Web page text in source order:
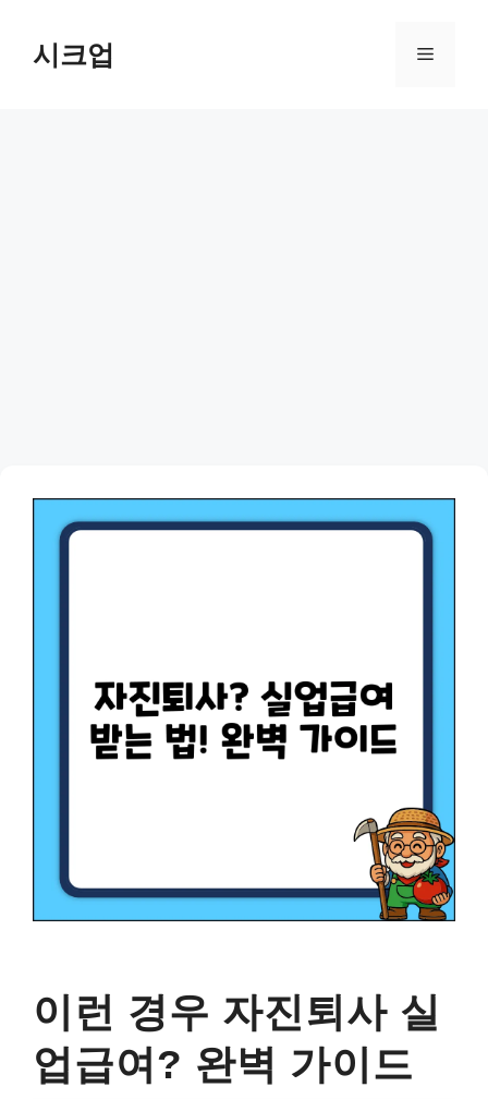
시크업 메
이런 경우 자진퇴사 실
업급여? 완벽 가이드